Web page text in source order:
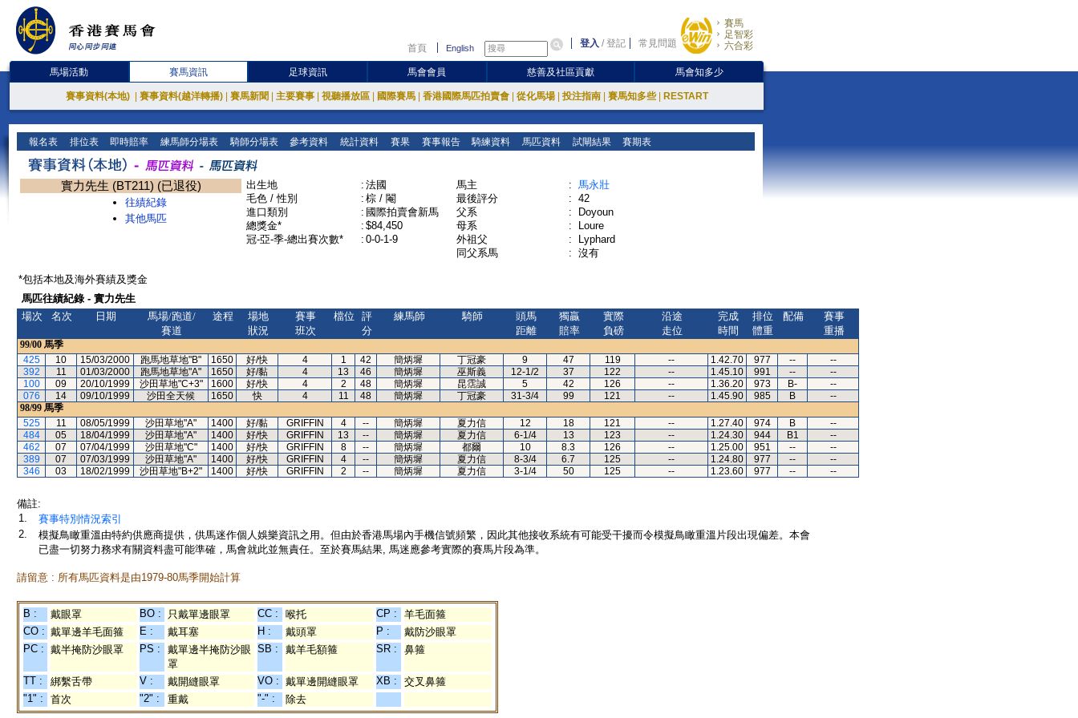
首頁 English 登入 /登記 常見問題
賽馬
足智彩
六合彩
馬場活動 賽馬資訊 足球資訊 馬會會員 慈善及社區貢獻 馬會知多少
賽事資料(本地) 賽事資料(越洋轉播) 賽馬新聞 主要賽事 視聽播放區 國際賽馬 香港國際馬匹拍賣會 從化馬場 投注指南 賽馬知多些 RESTART
報名表 排位表 即時賠率 練馬師分場表 騎師分場表 參考資料 統計資料 賽果 賽事報告 騎練資料 馬匹資料 試閘結果 賽期表
實力先生 (BT211) (已退役)
往績紀錄
其他馬匹
出生地 : 法國
毛色 / 性別
: 棕 / 閹
進口類別
: 國際拍賣會新馬
總獎金*
: $84,450
冠-亞-季-總出賽次數*
: 0-0-1-9
馬主 : 馬永壯
最後評分
: 42
父系
:
Doyoun
母系
:
Loure
外祖父
:
Lyphard
同父系馬
: 沒有
*包括本地及海外賽績及獎金
馬匹往績紀錄 - 實力先生
場次
名次 日期
馬場/跑道/
賽道
途程
場地
狀況
賽事
班次
檔位
評
分
練馬師 騎師
頭馬
距離
獨贏
賠率
實際
負磅
沿途
走位
完成
時間
排位
體重
配備
賽事
重播
99/00 馬季
425
10 15/03/2000 跑馬地草地"B" 1650 好/快 4 1 42 簡炳墀 丁冠豪 9 47 119 -- 1.42.70 977 --
--
392
11 01/03/2000 跑馬地草地"A" 1650 好/黏 4 13 46 簡炳墀 巫斯義 12-1/2 37 122 -- 1.45.10 991 --
--
100
09 20/10/1999 沙田草地"C+3" 1600 好/快 4 2 48 簡炳墀 昆霑誠 5 42 126 -- 1.36.20 973 B-
--
076
14 09/10/1999 沙田全天候 1650 快 4 11 48 簡炳墀 丁冠豪 31-3/4 99 121 -- 1.45.90 985 B
--
98/99 馬季
525
11 08/05/1999 沙田草地"A" 1400 好/黏 GRIFFIN 4 -- 簡炳墀 夏力信 12 18 121 -- 1.27.40 974 B
--
484
05 18/04/1999 沙田草地"A" 1400 好/快 GRIFFIN 13 -- 簡炳墀 夏力信 6-1/4 13 123 -- 1.24.30 944 B1
--
462
07 07/04/1999 沙田草地"C" 1400 好/快 GRIFFIN 8 -- 簡炳墀 都爾 10 8.3 126 -- 1.25.00 951 --
--
389
07 07/03/1999 沙田草地"A" 1400 好/快 GRIFFIN 4 -- 簡炳墀 夏力信 8-3/4 6.7 125 -- 1.24.80 977 --
--
346
03 18/02/1999 沙田草地"B+2" 1400 好/快 GRIFFIN 2 -- 簡炳墀 夏力信 3-1/4 50 125 -- 1.23.60 977 -- --
備註:
1.
賽事特別情況索引
2.
模擬鳥瞰重溫由特約供應商提供，供馬迷作個人娛樂資訊之用。但由於香港馬場內手機信號頻繁，因此其他接收系統有可能受干擾而令模擬鳥瞰重溫片段出現偏差。本會
已盡一切努力務求有關資料盡可能準確，馬會就此並無責任。至於賽馬結果, 馬迷應參考實際的賽馬片段為準。
請留意 : 所有馬匹資料是由1979-80馬季開始計算
B : 戴眼罩 BO : 只戴單邊眼罩 CC : 喉托 CP :
羊毛面箍
CO : 戴單邊羊毛面箍 E : 戴耳塞 H : 戴頭罩 P :
戴防沙眼罩
PC : 戴半掩防沙眼罩 PS :
戴單邊半掩防沙眼
罩
SB : 戴羊毛額箍 SR : 鼻箍
TT : 綁繫舌帶 V : 戴開縫眼罩 VO : 戴單邊開縫眼罩 XB :
交叉鼻箍
"1" :
首次 "2" : 重戴 "-" : 除去